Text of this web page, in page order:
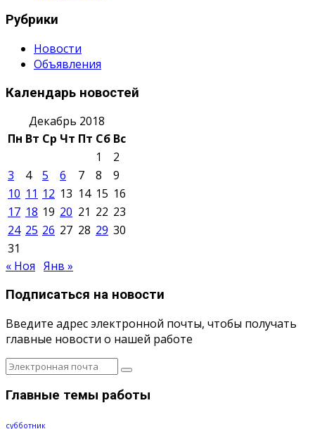
Рубрики
Новости
Объявления
Календарь новостей
Декабрь 2018
Пн Вт Ср Чт Пт Сб Вс
1
2
3
4 5 6 7 8
9
10 11 12 13 14 15 16
17 18 19 20 21 22 23
24 25 26 27 28 29 30
31
« Ноя Янв »
Подписаться на новости
Введите адрес электронной почты, чтобы получать
главные новости о нашей работе
Главные темы работы
субботник